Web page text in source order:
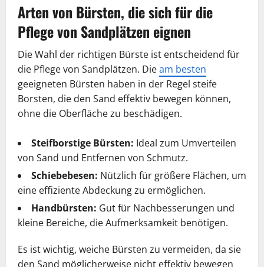
Arten von Bürsten, die sich für die
Pflege von Sandplätzen eignen
Die Wahl der richtigen Bürste ist entscheidend für
die Pflege von Sandplätzen. Dieam besten
geeigneten Bürsten haben in der Regel steife
Borsten, die den Sand effektiv bewegen können,
ohne die Oberfläche zu beschädigen.
Steifborstige Bürsten: Ideal zum Umverteilen
von Sand und Entfernen von Schmutz.
Schiebebesen: Nützlich für größere Flächen, um
eine effiziente Abdeckung zu ermöglichen.
Handbürsten: Gut für Nachbesserungen und
kleine Bereiche, die Aufmerksamkeit benötigen.
Es ist wichtig, weiche Bürsten zu vermeiden, da sie
den Sand möglicherweise nicht effektiv bewegen